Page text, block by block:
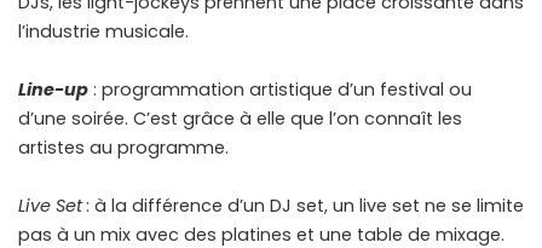
l’industrie musicale.
Line-up : programmation artistique d’un festival ou
d’une soirée. C’est grâce à elle que l’on connaît les
artistes au programme.
Live Set: à la différence d’un DJ set, un live set ne se limite
pas à un mix avec des platines et une table de mixage.